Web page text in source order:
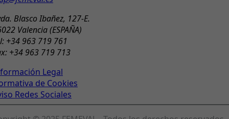
Blasco Ibañez, 127-E.
Valencia (ESPAÑA)
+34 963 719 761
+34 963 719 713
Legal
de Cookies
Redes Sociales